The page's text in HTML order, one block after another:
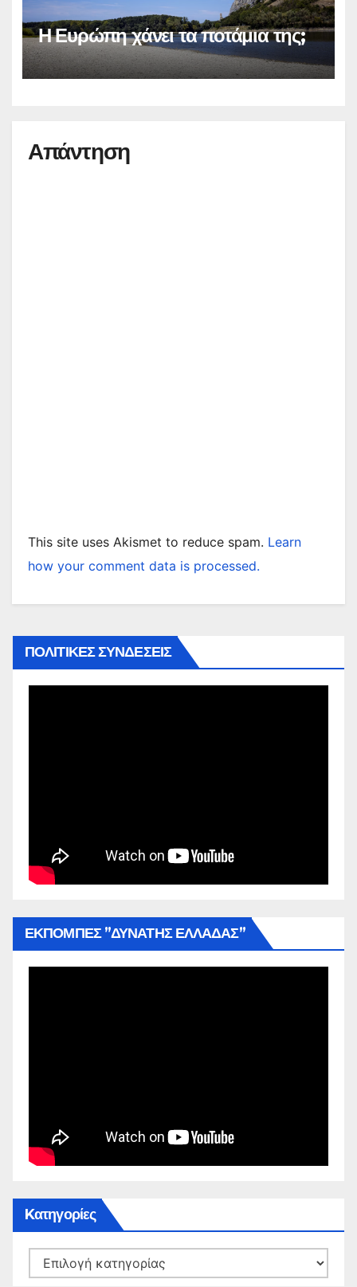
Η Ευρώπη χάνει τα ποτάμια της;
Απάντηση
This site uses Akismet to reduce spam. Learn
how your comment data is processed.
ΠΟΛΙΤΙΚΕΣ ΣΥΝΔΕΣΕΙΣ
ΕΚΠΟΜΠΕΣ ”ΔΥΝΑΤΗΣ ΕΛΛΑΔΑΣ”
Kατηγορίες
Kατηγορίες